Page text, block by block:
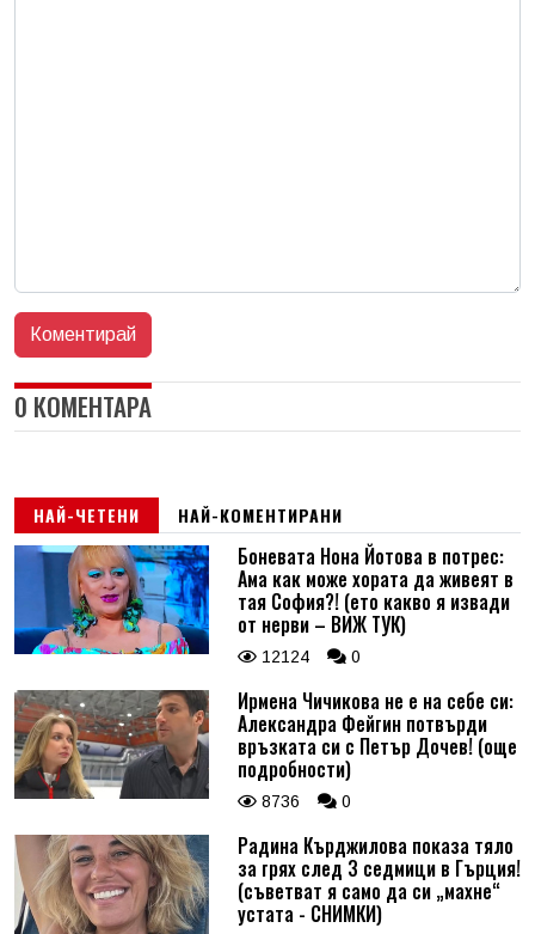
0 КОМЕНТАРА
НАЙ-ЧЕТЕНИ НАЙ-КОМЕНТИРАНИ
Боневата Нона Йотова в потрес:
Ама как може хората да живеят в
тая София?! (ето какво я извади
от нерви – ВИЖ ТУК)
12124 0
Ирмена Чичикова не е на себе си:
Александра Фейгин потвърди
връзката си с Петър Дочев! (още
подробности)
8736 0
Радина Кърджилова показа тяло
за грях след 3 седмици в Гърция!
(съветват я само да си „махне“
устата - СНИМКИ)